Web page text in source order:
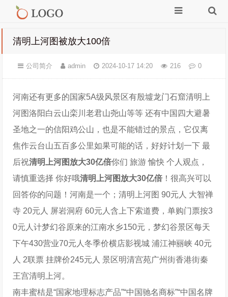
清明上河图被放大100倍
公司简介 admin 2024-10-17 14:20 216 0
河南还有更多的国家5A级风景区有殷墟龙门石窟清明上
河图洛阳白云山栾川老君山尧山等等 还有中国四大避暑
圣地之一的信阳鸡公山，也是不能错过的景点，它仅离
焦作云台山五百多公里如果可能的话，好好计划一下 最
后祝清明上河图放大30亿倍你们 旅游 愉快 个人观点，
请慎重选择 你好哦清明上河图放大30亿倍 ！很高兴可以
回答你的问题！河南是一个；清明上河图 90元人 大智禅
寺 20元人 屏岩洞府 60元人含上下索道费，单购门票按3
0元人计梦幻谷原来的江南水乡150元，梦幻谷景区每天
下午430营业70元人冬季价横店影视城 浦江神丽峡 40元
人 2联票 挂牌价245元人 景区明清宫苑广州街香港街秦
王宫清明上河。
南丰蜜桔是“国家地理标志产品”“中国驰名商标”“中国名牌